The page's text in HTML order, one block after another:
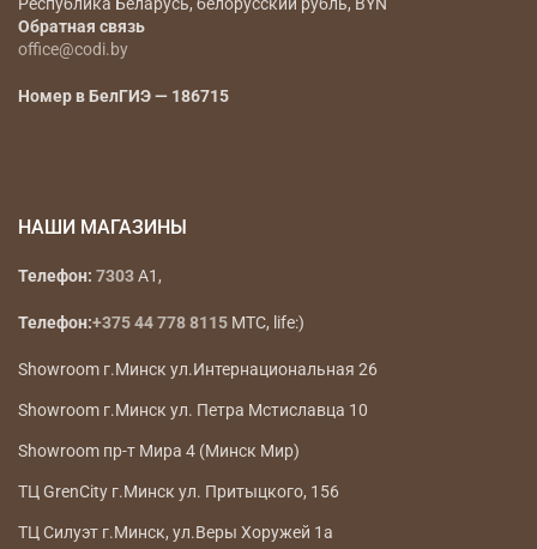
Обратная связь
office@codi.by
Номер в БелГИЭ — 186715
НАШИ МАГАЗИНЫ
Телефон: 7303A1,
Телефон:+375 44 778 8115 МТС, life:)
Showroom г.Минск ул.Интернациональная 26
Showroom г.Минск ул. Петра Мстиславца 10
Showroom пр-т Мира 4 (Минск Мир)
ТЦ GrenCity г.Минск ул. Притыцкого, 156
ТЦ Силуэт г.Минск, ул.Веры Хоружей 1а